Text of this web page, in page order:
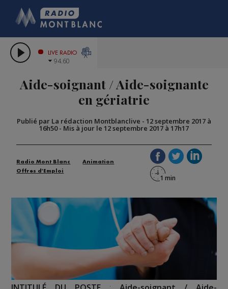
GRAND MASSIF DOMAINES
BIGARD
LIVE RADIO
94.60
Aide-soignant / Aide-soignante
en gériatrie
Publié par La rédaction Montblanclive - 12 septembre 2017 à
16h50- Mis à jour le 12 septembre 2017 à 17h17
Radio Mont Blanc
Animation
Offres d'Emploi